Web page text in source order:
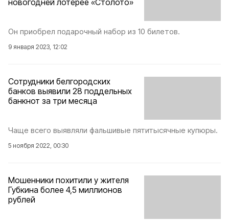
Он приобрел подарочный набор из 10 билетов.
9 января 2023, 12:02
Сотрудники белгородских
банков выявили 28 поддельных
банкнот за три месяца
Чаще всего выявляли фальшивые пятитысячные купюры.
5 ноября 2022, 00:30
Мошенники похитили у жителя
Губкина более 4,5 миллионов
рублей